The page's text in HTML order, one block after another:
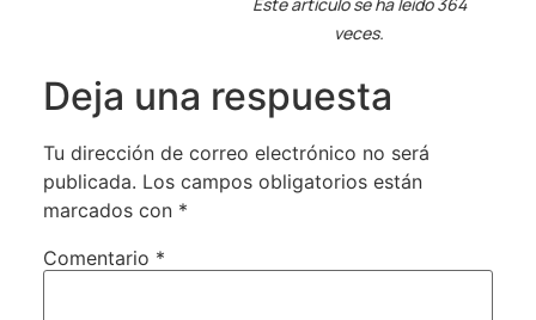
veces.
Deja una respuesta
Tu dirección de correo electrónico no será
publicada. Los campos obligatorios están
marcados con *
Comentario *